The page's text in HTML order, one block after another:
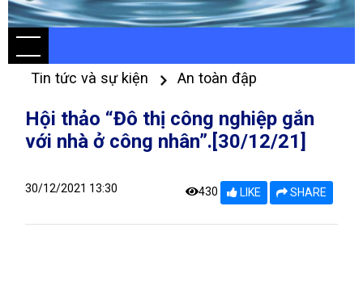
Tin tức và sự kiện An toàn đập
Hội thảo “Đô thị công nghiệp gắn
với nhà ở công nhân”.[30/12/21]
30/12/2021 13:30 430 LIKE SHARE